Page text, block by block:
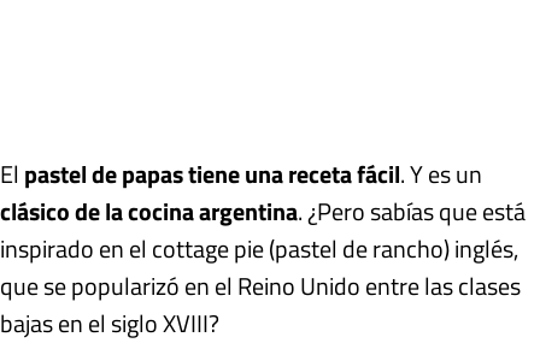
El pastel de papas tiene una receta fácil. Y es un
clásico de la cocina argentina. ¿Pero sabías que está
inspirado en el cottage pie (pastel de rancho) inglés,
que se popularizó en el Reino Unido entre las clases
bajas en el siglo XVIII?